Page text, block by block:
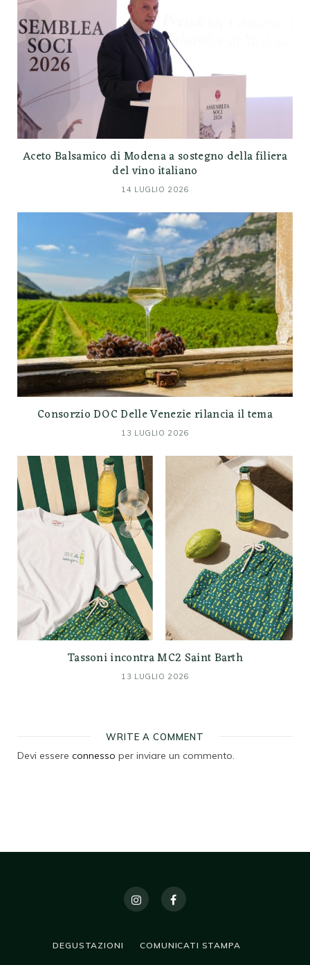
Aceto Balsamico di Modena a sostegno della filiera
del vino italiano
14 LUGLIO 2026
Consorzio DOC Delle Venezie rilancia il tema
13 LUGLIO 2026
Tassoni incontra MC2 Saint Barth
13 LUGLIO 2026
WRITE A COMMENT
Devi essere connesso per inviare un commento.
DEGUSTAZIONI COMUNICATI STAMPA